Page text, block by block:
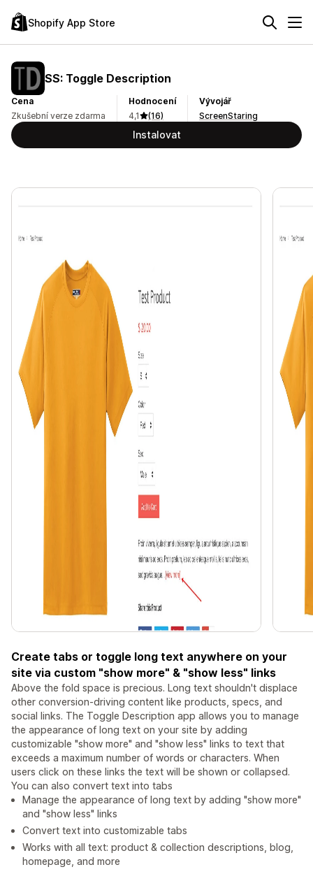
Shopify App Store
SS: Toggle Description
Cena
Zkušební verze zdarma
Hodnocení
4,1
(16)
Vývojář
ScreenStaring
Instalovat
Create tabs or toggle long text anywhere on your
site via custom "show more" & "show less" links
Above the fold space is precious. Long text shouldn't displace
other conversion-driving content like products, specs, and
social links. The Toggle Description app allows you to manage
the appearance of long text on your site by adding
customizable "show more" and "show less" links to text that
exceeds a maximum number of words or characters. When
users click on these links the text will be shown or collapsed.
You can also convert text into tabs
Manage the appearance of long text by adding "show more"
and "show less" links
Convert text into customizable tabs
Works with all text: product & collection descriptions, blog,
homepage, and more